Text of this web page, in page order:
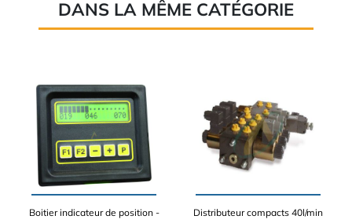
DANS LA MÊME CATÉGORIE
Boitier indicateur de position -
Distributeur compacts 40l/min